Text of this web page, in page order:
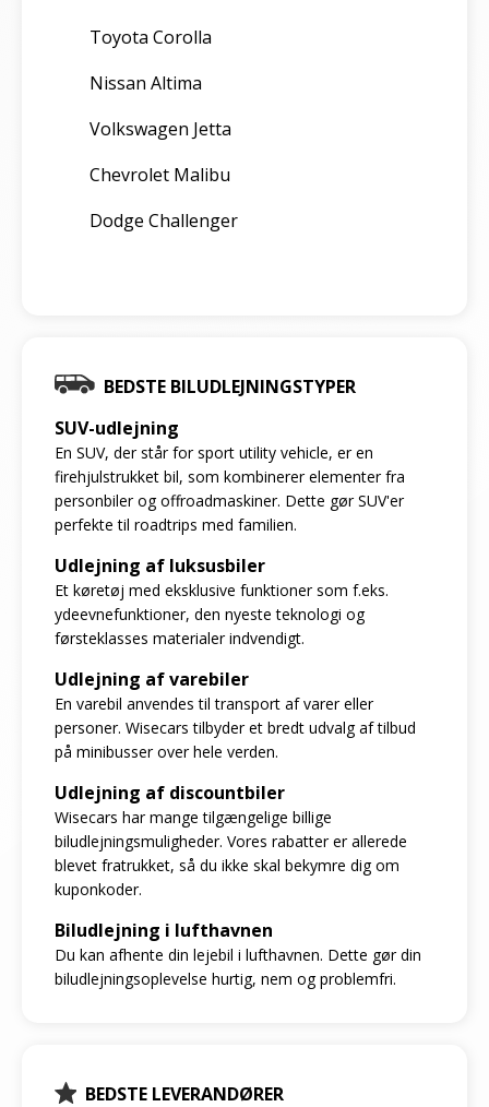
Toyota Corolla
Nissan Altima
Volkswagen Jetta
Chevrolet Malibu
Dodge Challenger
BEDSTE BILUDLEJNINGSTYPER
SUV-udlejning
En SUV, der står for sport utility vehicle, er en
firehjulstrukket bil, som kombinerer elementer fra
personbiler og offroadmaskiner. Dette gør SUV'er
perfekte til roadtrips med familien.
Udlejning af luksusbiler
Et køretøj med eksklusive funktioner som f.eks.
ydeevnefunktioner, den nyeste teknologi og
førsteklasses materialer indvendigt.
Udlejning af varebiler
En varebil anvendes til transport af varer eller
personer. Wisecars tilbyder et bredt udvalg af tilbud
på minibusser over hele verden.
Udlejning af discountbiler
Wisecars har mange tilgængelige billige
biludlejningsmuligheder. Vores rabatter er allerede
blevet fratrukket, så du ikke skal bekymre dig om
kuponkoder.
Biludlejning i lufthavnen
Du kan afhente din lejebil i lufthavnen. Dette gør din
biludlejningsoplevelse hurtig, nem og problemfri.
BEDSTE LEVERANDØRER